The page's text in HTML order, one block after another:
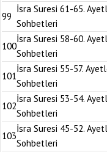
99
İsra Suresi 61-65.
Sohbetleri
100
İsra Suresi 58-60.
Sohbetleri
101
İsra Suresi 55-57.
Sohbetleri
102
İsra Suresi 53-54.
Sohbetleri
103
İsra Suresi 45-52.
Sohbetleri